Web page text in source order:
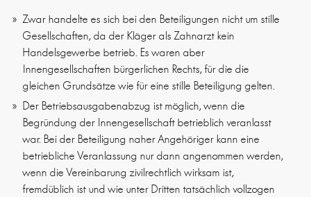
Zwar handelte es sich bei den Beteiligungen nicht um stille
Gesellschaften, da der Kläger als Zahnarzt kein
Handelsgewerbe betrieb. Es waren aber
Innengesellschaften bürgerlichen Rechts, für die die
gleichen Grundsätze wie für eine stille Beteiligung gelten.
Der Betriebsausgabenabzug ist möglich, wenn die
Begründung der Innengesellschaft betrieblich veranlasst
war. Bei der Beteiligung naher Angehöriger kann eine
betriebliche Veranlassung nur dann angenommen werden,
wenn die Vereinbarung zivilrechtlich wirksam ist,
fremdüblich ist und wie unter Dritten tatsächlich vollzogen